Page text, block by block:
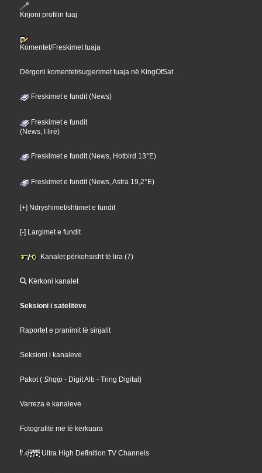
Krijoni profilin tuaj
Komentet/Freskimet tuaja
Dërgoni komentet/sugjerimet tuaja në KingOfSat
Freskimet e fundit (News)
Freskimet e fundit
(News, I lirë)
Freskimet e fundit (News, Hotbird 13°E)
Freskimet e fundit (News, Astra 19,2°E)
[+] Ndryshimet/shtimet e fundit
[-] Largimet e fundit
Kanalet përkohsisht të lira (7)
Kërkoni kanalet
Seksioni i satelitëve
Raportet e pranimit të sinjalit
Seksioni i kanaleve
Pakot ( Shqip - Digit Alb - Tring Digital)
Varreza e kanaleve
Fotografitë më të kërkuara
Ultra High Definition TV Channels